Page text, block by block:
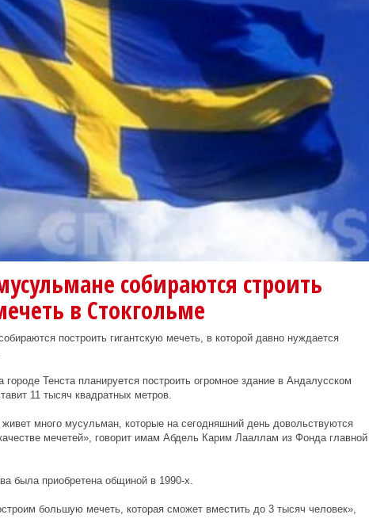
собираются строить
в Стокгольме
построить гигантскую мечеть, в которой давно нуждается
городе Тенста планируется построить огромное здание в Андалусском
11 тысяч квадратных метров.
много мусульман, которые на сегодняшний день довольствуются
мечетей», говорит имам Абдель Карим Лааллам из Фонда главной
была приобретена общиной в 1990-х.
большую мечеть, которая сможет вместить до 3 тысяч человек»,